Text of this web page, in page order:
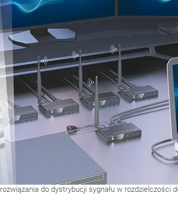
do dystrybucji sygnału w rozdzielczości